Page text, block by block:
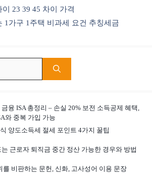
23 39 45 차이 가격
1가구 1주택 비과세 요건 추칭세금
융 ISA 총정리 – 손실 20% 보전 소득공제 혜택,
와 중복 가입 가능
양도소득세 절세 포인트 4가지 꿀팁
는 근로자 퇴직금 중간 정산 가능한 경우와 방법
를 비판하는 문헌, 신화, 고사성어 이용 문장